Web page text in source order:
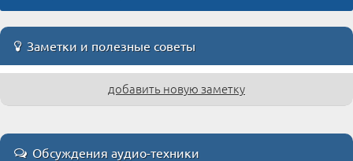
Заметки и полезные советы
добавить новую заметку
Обсуждения аудио-техники